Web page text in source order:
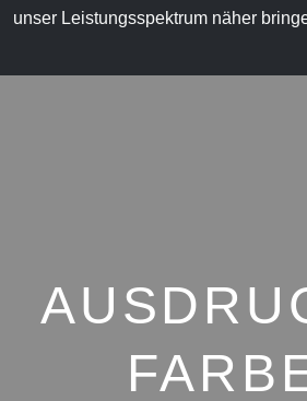
unser Leistungsspektrum näher